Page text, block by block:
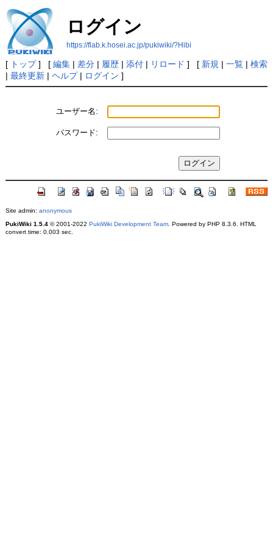
ログイン
https://flab.k.hosei.ac.jp/pukiwiki/?Hibi
[ トップ] [ 編集| 差分| 履歴| 添付| リロード ] [ 新規 | 一覧| 検索
| 最終更新| ヘルプ| ログイン ]
ユーザー名:
パスワード:
Site admin: anonymous
PukiWiki 1.5.4© 2001-2022 PukiWiki Development Team. Powered by PHP 8.3.6. HTML
convert time: 0.003 sec.